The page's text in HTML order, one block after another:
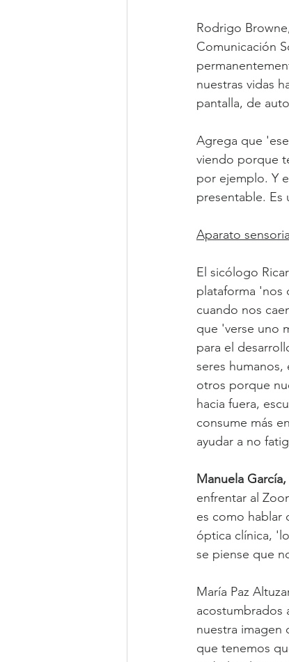
Rodrigo
Comunicación
nuestras vidas
pantalla, de
Agrega que
viendo porque
por ejemplo. Y
presentable.
Aparato sensorial
El sicólogo
plataforma 'nos
cuando nos
que 'verse uno
para el
seres
otros porque
hacia fuera,
consume más
ayudar a no
Manuela
enfrentar al
es como hablar
óptica clínica,
se piense que
María Paz
acostumbrados
nuestra imagen
que tenemos